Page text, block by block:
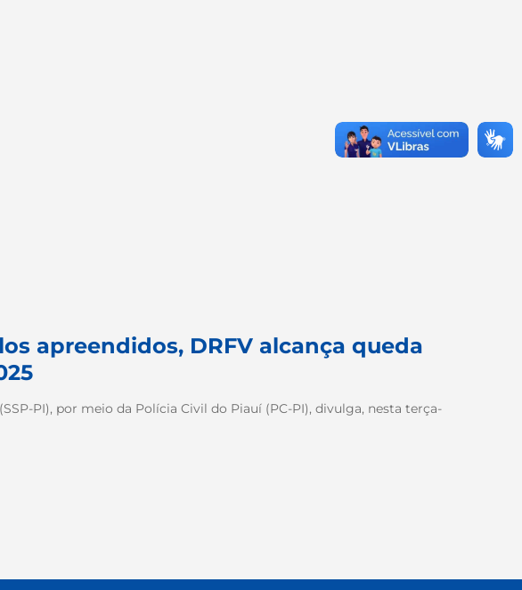
apreendidos, DRFV alcança queda
PI), por meio da Polícia Civil do Piauí (PC-PI), divulga, nesta terça-